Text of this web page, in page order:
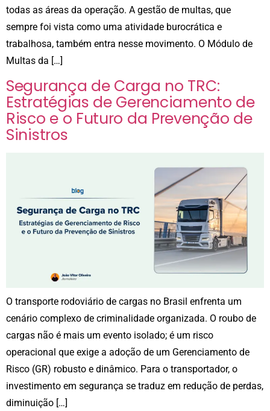
todas as áreas da operação. A gestão de multas, que
sempre foi vista como uma atividade burocrática e
trabalhosa, também entra nesse movimento. O Módulo de
Multas da […]
Segurança de Carga no TRC:
Estratégias de Gerenciamento de
Risco e o Futuro da Prevenção de
Sinistros
O transporte rodoviário de cargas no Brasil enfrenta um
cenário complexo de criminalidade organizada. O roubo de
cargas não é mais um evento isolado; é um risco
operacional que exige a adoção de um Gerenciamento de
Risco (GR) robusto e dinâmico. Para o transportador, o
investimento em segurança se traduz em redução de perdas,
diminuição […]